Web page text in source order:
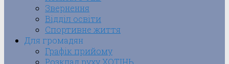
Звернення
Відділ освіти
Спортивне життя
Для громадян
Графік прийому
Розклад руху ХОТІНЬ